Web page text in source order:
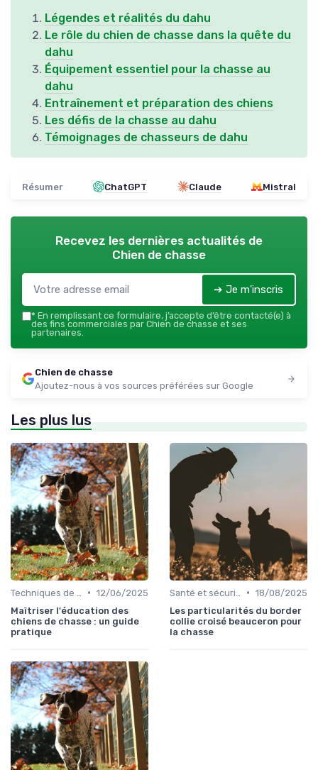
Légendes et réalités du dahu
Le rôle du chien de chasse dans la quête du
dahu
Équipement essentiel pour la chasse au
dahu
Entraînement et préparation des chiens
Les défis de la chasse au dahu
Témoignages de chasseurs de dahu
Résumer ChatGPT Claude Mistral
Recevez les dernières actualités de
Chien de chasse
➔ Je m'inscris
* En remplissant ce formulaire, j’accepte d’être contacté(e) à
des fins commerciales par Chien de chasse et ses
partenaires.
Chien de chasse
Ajoutez-nous à vos sources préférées sur Google
Les plus lus
• 12/06/2025
Maîtriser l'éducation des
chiens de chasse : un guide
pratique
• 18/08/2025
Les particularités du border
collie croisé beauceron pour
la chasse